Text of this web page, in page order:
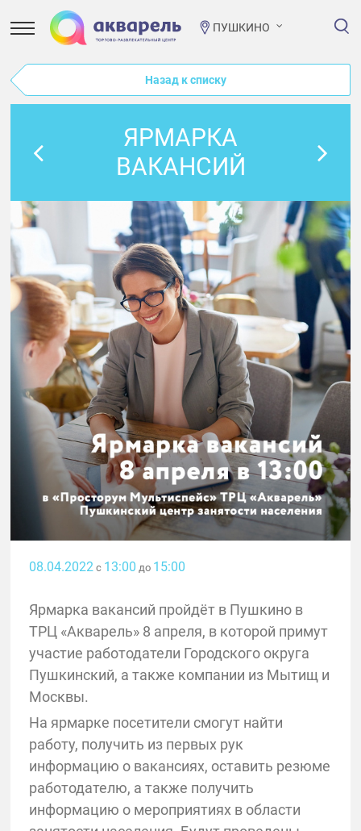
ПУШКИНО
Назад к списку
ЯРМАРКА
ВАКАНСИЙ
08.04.2022 с 13:00 до 15:00
Ярмарка вакансий пройдёт в Пушкино в
ТРЦ «Акварель» 8 апреля, в которой примут
участие работодатели Городского округа
Пушкинский, а также компании из Мытищ и
Москвы.
На ярмарке посетители смогут найти
работу, получить из первых рук
информацию о вакансиях, оставить резюме
работодателю, а также получить
информацию о мероприятиях в области